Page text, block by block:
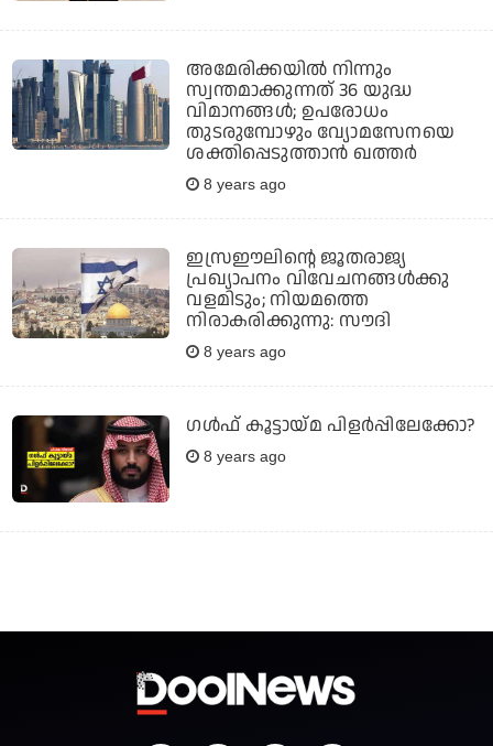
അമേരിക്കയില്‍ നിന്നും
സ്വന്തമാക്കുന്നത് 36 യുദ്ധ
വിമാനങ്ങള്‍; ഉപരോധം
തുടരുമ്പോഴും വ്യോമസേനയെ
ശക്തിപ്പെടുത്താന്‍ ഖത്തര്‍
8 years ago
ഇസ്രഈലിന്റെ ജൂതരാജ്യ
പ്രഖ്യാപനം വിവേചനങ്ങള്‍ക്കു
വളമിടും; നിയമത്തെ
നിരാകരിക്കുന്നു: സൗദി
8 years ago
ഗള്‍ഫ് കൂട്ടായ്മ പിളര്‍പ്പിലേക്കോ?
8 years ago